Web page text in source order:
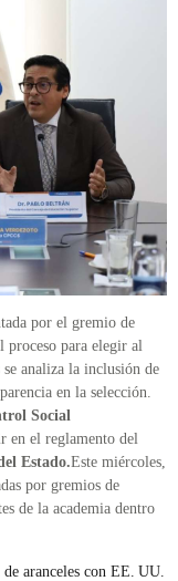
por el gremio de
proceso para elegir al
analiza la inclusión de
en la selección.
Social
en el reglamento del
Estado.Este miércoles,
por gremios de
de la academia dentro
aranceles con EE. UU.